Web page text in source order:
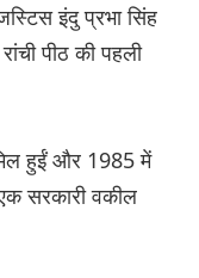
इंदु प्रभा सिंह
पीठ की पहली
हुईं और 1985 में
सरकारी वकील